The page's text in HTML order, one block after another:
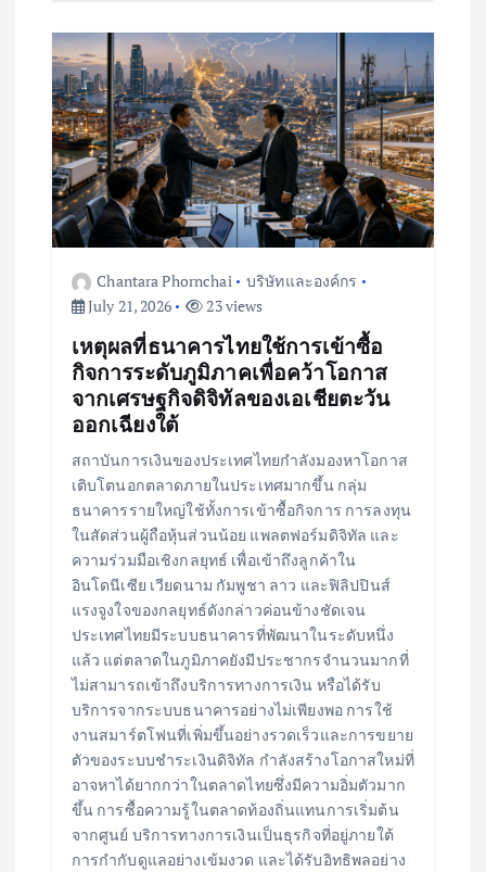
Chantara Phornchai
บริษัทและองค์กร
July 21, 2026
23 views
เหตุผลที่ธนาคารไทยใช้การเข้าซื้อ
กิจการระดับภูมิภาคเพื่อคว้าโอกาส
จากเศรษฐกิจดิจิทัลของเอเชียตะวัน
ออกเฉียงใต้
สถาบันการเงินของประเทศไทยกำลังมองหาโอกาส
เติบโตนอกตลาดภายในประเทศมากขึ้น กลุ่ม
ธนาคารรายใหญ่ใช้ทั้งการเข้าซื้อกิจการ การลงทุน
ในสัดส่วนผู้ถือหุ้นส่วนน้อย แพลตฟอร์มดิจิทัล และ
ความร่วมมือเชิงกลยุทธ์ เพื่อเข้าถึงลูกค้าใน
อินโดนีเซีย เวียดนาม กัมพูชา ลาว และฟิลิปปินส์
แรงจูงใจของกลยุทธ์ดังกล่าวค่อนข้างชัดเจน
ประเทศไทยมีระบบธนาคารที่พัฒนาในระดับหนึ่ง
แล้ว แต่ตลาดในภูมิภาคยังมีประชากรจำนวนมากที่
ไม่สามารถเข้าถึงบริการทางการเงิน หรือได้รับ
บริการจากระบบธนาคารอย่างไม่เพียงพอ การใช้
งานสมาร์ตโฟนที่เพิ่มขึ้นอย่างรวดเร็วและการขยาย
ตัวของระบบชำระเงินดิจิทัล กำลังสร้างโอกาสใหม่ที่
อาจหาได้ยากกว่าในตลาดไทยซึ่งมีความอิ่มตัวมาก
ขึ้น การซื้อความรู้ในตลาดท้องถิ่นแทนการเริ่มต้น
จากศูนย์ บริการทางการเงินเป็นธุรกิจที่อยู่ภายใต้
การกำกับดูแลอย่างเข้มงวด และได้รับอิทธิพลอย่าง